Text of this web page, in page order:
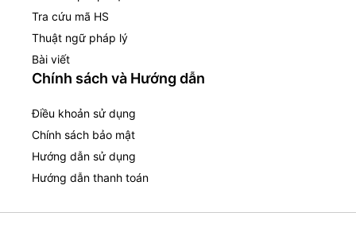
Tra cứu mã HS
Thuật ngữ pháp lý
Bài viết
Chính sách và Hướng dẫn
Điều khoản sử dụng
Chính sách bảo mật
Hướng dẫn sử dụng
Hướng dẫn thanh toán